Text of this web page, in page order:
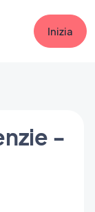
Inizia
-